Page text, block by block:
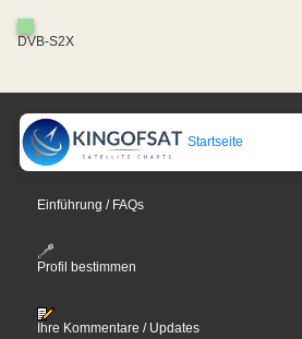
DVB-S2X
Startseite
Einführung / FAQs
Profil bestimmen
Ihre Kommentare / Updates